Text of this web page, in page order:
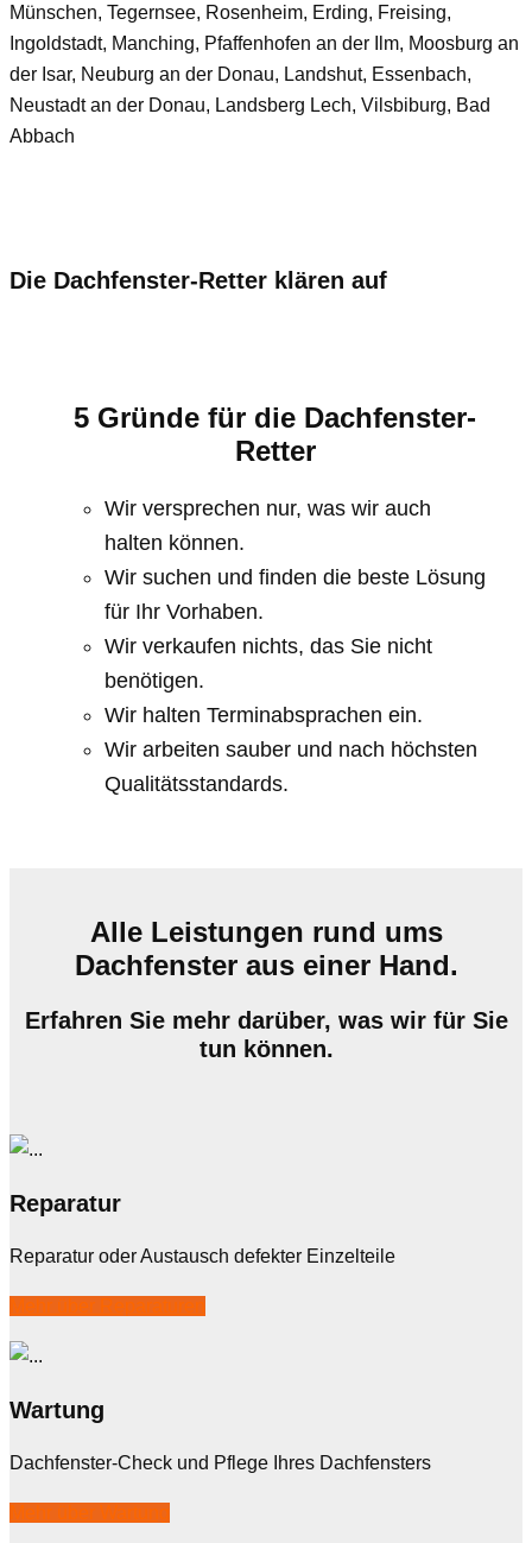
Münschen, Tegernsee, Rosenheim, Erding, Freising,
Ingoldstadt, Manching, Pfaffenhofen an der Ilm, Moosburg an
der Isar, Neuburg an der Donau, Landshut, Essenbach,
Neustadt an der Donau, Landsberg Lech, Vilsbiburg, Bad
Abbach
Die Dachfenster-Retter klären auf
5 Gründe für die Dachfenster-
Retter
Wir versprechen nur, was wir auch
halten können.
Wir suchen und finden die beste Lösung
für Ihr Vorhaben.
Wir verkaufen nichts, das Sie nicht
benötigen.
Wir halten Terminabsprachen ein.
Wir arbeiten sauber und nach höchsten
Qualitätsstandards.
Alle Leistungen rund ums
Dachfenster aus einer Hand.
Erfahren Sie mehr darüber, was wir für Sie
tun können.
Reparatur
Reparatur oder Austausch defekter Einzelteile
Mehr über Reparaturen
Wartung
Dachfenster-Check und Pflege Ihres Dachfensters
Mehr über Wartung